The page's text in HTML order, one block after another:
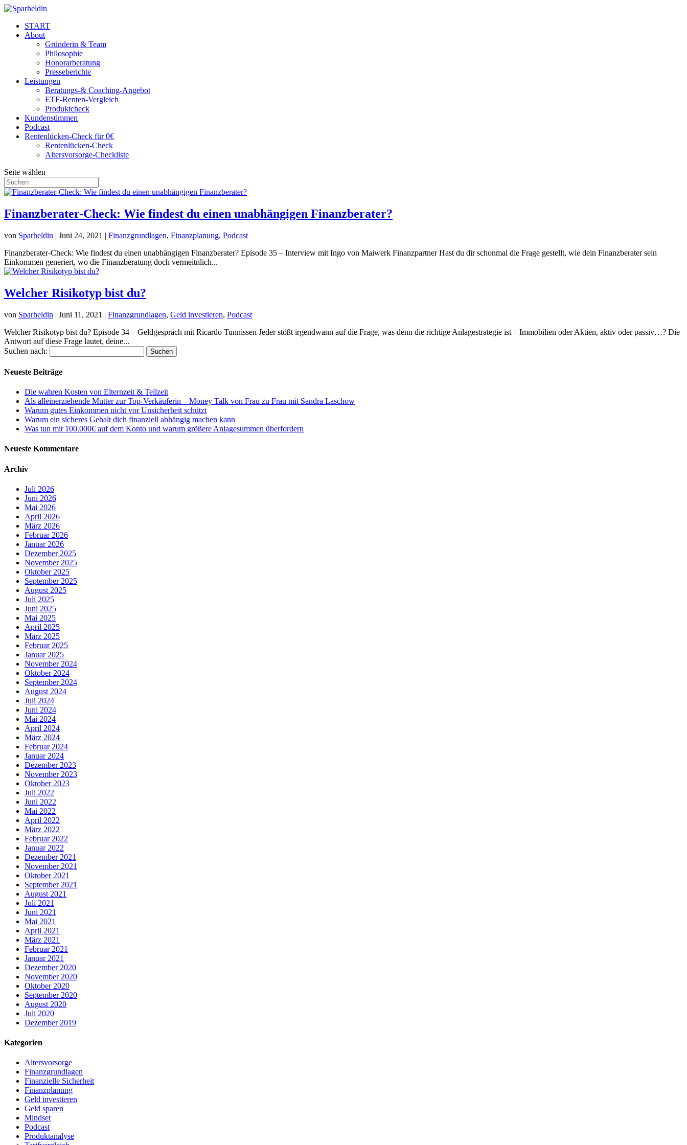
START
About
Gründerin & Team
Philosophie
Honorarberatung
Presseberichte
Leistungen
Beratungs-& Coaching-Angebot
ETF-Renten-Vergleich
Produktcheck
Kundenstimmen
Podcast
Rentenlücken-Check für 0€
Rentenlücken-Check
Altersvorsorge-Checkliste
Seite wählen
Finanzberater-Check: Wie findest du einen unabhängigen Finanzberater?
von Sparheldin | Juni 24, 2021 | Finanzgrundlagen, Finanzplanung, Podcast
Finanzberater-Check: Wie findest du einen unabhängigen Finanzberater? Episode 35 – Interview mit Ingo von Maiwerk Finanzpartner Hast du dir schonmal die Frage gestellt, wie dein Finanzberater sein
Einkommen generiert, wo die Finanzberatung doch vermeitnlich...
Welcher Risikotyp bist du?
von Sparheldin | Juni 11, 2021 | Finanzgrundlagen, Geld investieren, Podcast
Welcher Risikotyp bist du? Episode 34 – Geldgespräch mit Ricardo Tunnissen Jeder stößt irgendwann auf die Frage, was denn die richtige Anlagestrategie ist – Immobilien oder Aktien, aktiv oder passiv…? Die
Antwort auf diese Frage lautet, deine...
Suchen nach:
Neueste Beiträge
Die wahren Kosten von Elternzeit & Teilzeit
Als alleinerziehende Mutter zur Top-Verkäuferin – Money Talk von Frau zu Frau mit Sandra Laschow
Warum gutes Einkommen nicht vor Unsicherheit schützt
Warum ein sicheres Gehalt dich finanziell abhängig machen kann
Was tun mit 100.000€ auf dem Konto und warum größere Anlagesummen überfordern
Neueste Kommentare
Archiv
Juli 2026
Juni 2026
Mai 2026
April 2026
März 2026
Februar 2026
Januar 2026
Dezember 2025
November 2025
Oktober 2025
September 2025
August 2025
Juli 2025
Juni 2025
Mai 2025
April 2025
März 2025
Februar 2025
Januar 2025
November 2024
Oktober 2024
September 2024
August 2024
Juli 2024
Juni 2024
Mai 2024
April 2024
März 2024
Februar 2024
Januar 2024
Dezember 2023
November 2023
Oktober 2023
Juli 2022
Juni 2022
Mai 2022
April 2022
März 2022
Februar 2022
Januar 2022
Dezember 2021
November 2021
Oktober 2021
September 2021
August 2021
Juli 2021
Juni 2021
Mai 2021
April 2021
März 2021
Februar 2021
Januar 2021
Dezember 2020
November 2020
Oktober 2020
September 2020
August 2020
Juli 2020
Dezember 2019
Kategorien
Altersvorsorge
Finanzgrundlagen
Finanzielle Sicherheit
Finanzplanung
Geld investieren
Geld sparen
Mindset
Podcast
Produktanalyse